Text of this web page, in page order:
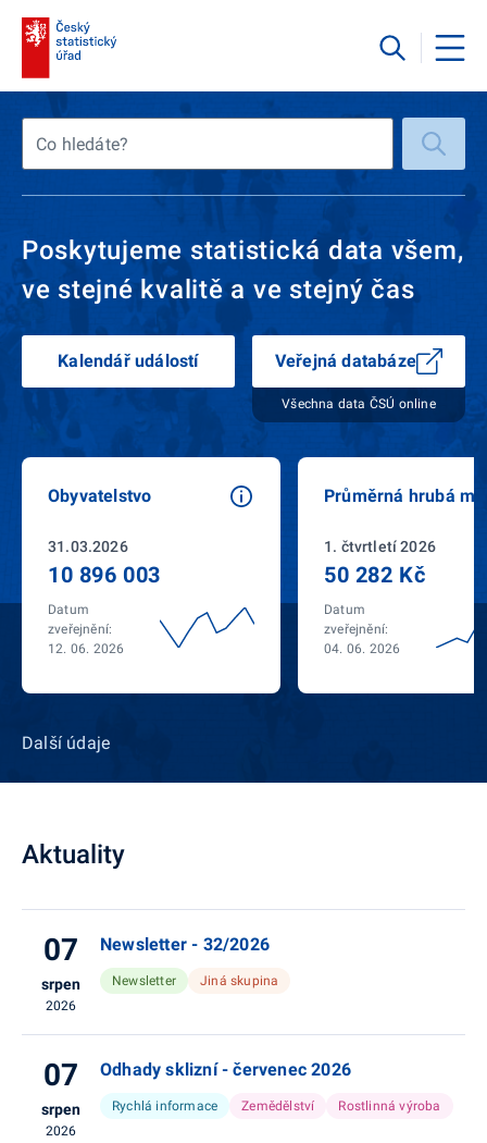
Poskytujeme statistická data všem,
ve stejné kvalitě a ve stejný čas
Kalendář událostí Veřejná databáze
Všechna data ČSÚ online
Obyvatelstvo
31.03.2026
10 896 003
Datum
zveřejnění:
12. 06. 2026
Průměrná hrubá
1. čtvrtletí 2026
50 282 Kč
Datum
zveřejnění:
04. 06. 2026
Další údaje
Aktuality
07
srpen
2026
Newsletter - 32/2026
Newsletter Jiná skupina
07
srpen
2026
Odhady sklizní - červenec 2026
Rychlá informace Zemědělství Rostlinná výroba